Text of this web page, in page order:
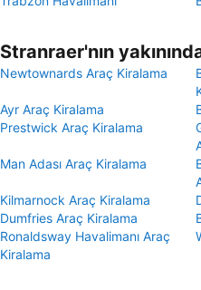
Stranraer'nın
Newtownards Araç Kiralama
Ayr Araç Kiralama
Prestwick Araç Kiralama
Man Adası Araç Kiralama
Kilmarnock Araç Kiralama
Dumfries Araç Kiralama
Ronaldsway Havalimanı Araç
Kiralama